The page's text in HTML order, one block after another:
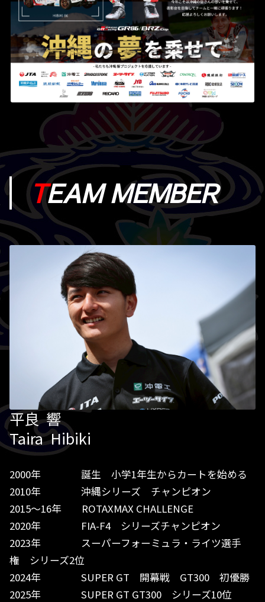
TEAM MEMBER
平良 響
Taira Hibiki
2000年 誕生 小学1年生からカートを始める
2010年 沖縄シリーズ チャンピオン
2015～16年 ROTAXMAX CHALLENGE
2020年 FIA-F4 シリーズチャンピオン
2023年 スーパーフォーミュラ・ライツ選手
権 シリーズ2位
2024年 SUPER GT 開幕戦 GT300 初優勝
2025年 SUPER GT GT300 シリーズ10位